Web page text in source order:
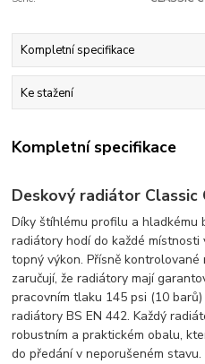
Kompletní specifikace
Ke stažení
Kompletní specifikace
Deskový radiátor
Díky štíhlému profilu a hladkému
radiátory hodí do každé místnosti
topný výkon. Přísně
zaručují, že radiátory mají
pracovním tlaku 145 psi (10
radiátory BS EN 442. Každý
robustním a praktickém obalu,
do předání v neporušeném stavu.